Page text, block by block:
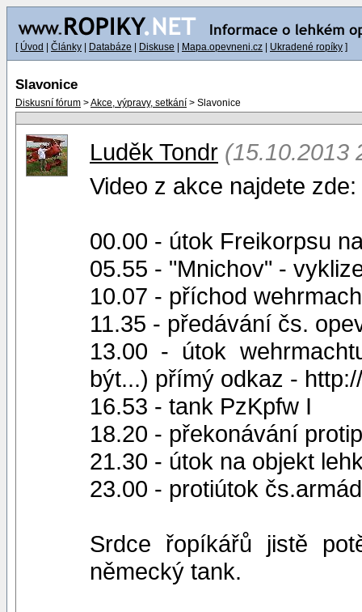
[ Úvod Články Databáze Diskuse Mapa.opevneni.cz Ukradené ropíky ]
Slavonice
Diskusní fórum >Akce, výpravy, setkání > Slavonice
Luděk Tondr (15.10.2013
Video z akce najdete
00.00 - útok Freikorpsu
05.55 - "Mnichov" -
10.07 - příchod
11.35 - předávání čs.
13.00 - útok
být...) přímý odkaz -
16.53 - tank PzKpfw I
18.20 - překonávání
21.30 - útok na objekt
23.00 - protiútok
Srdce řopíkářů jistě
německý tank.